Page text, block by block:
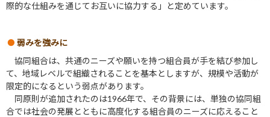
際的な仕組みを通じてお互いに協力する」と定めています。
弱みを強みに
協同組合は、共通のニーズや願いを持つ組合員が手を結び参加し
て、地域レベルで組織されることを基本としますが、規模や活動が
限定的になるという弱点があります。
同原則が追加されたのは1966年で、その背景には、単独の協同組
合では社会の発展とともに高度化する組合員のニーズに応えること